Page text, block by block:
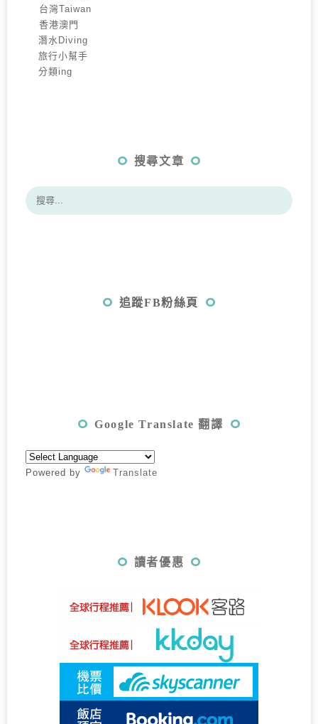
️台灣Taiwan
️香港澳門
潛水Diving
旅行小幫手
分類ing
搜尋文章
追蹤FB粉絲頁
Google Translate 翻譯
Powered by Translate
讀者優惠